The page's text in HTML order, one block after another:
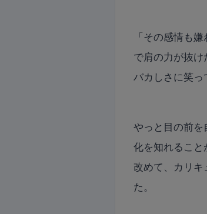
「その感情も
で肩の力が抜け
バカしさに笑
やっと目の前
化を知れるこ
改めて、カリキ
た。